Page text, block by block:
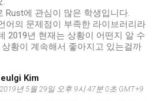
Rust에 관심이 많은 학생입니다.
어의 문제점이 부족한 라이브러리라
2019년 현재는 상황이 어떤지 알 수
황이 계속해서 좋아지고 있는걸까
Kim
2019년 5월 29일 오후 9시 47분 0초 GMT+9